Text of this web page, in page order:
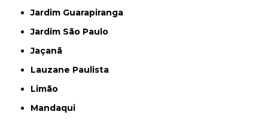
Jardim Guarapiranga
Jardim São Paulo
Jaçanã
Lauzane Paulista
Limão
Mandaqui